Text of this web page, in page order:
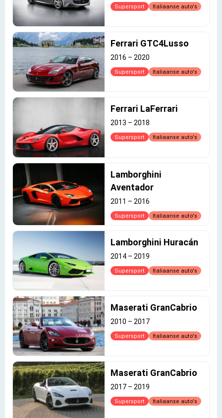
Supersport Italiaanse auto's
Ferrari GTC4Lusso
2016 – 2020
Supersport Italiaanse auto's
Ferrari LaFerrari
2013 – 2018
Supersport Italiaanse auto's
Lamborghini
Aventador
2011 – 2016
Supersport Italiaanse auto's
Lamborghini Huracán
2014 – 2019
Supersport Italiaanse auto's
Maserati GranCabrio
2010 – 2017
Supersport Italiaanse auto's
Maserati GranCabrio
2017 – 2019
Supersport Italiaanse auto's